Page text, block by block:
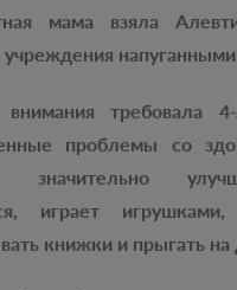
мама взяла
учреждения
внимания требовала
проблемы со
значительно
играет
книжки и прыгать на